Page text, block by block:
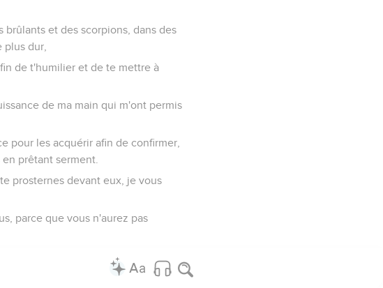
et des scorpions, dans des
dur,
de t'humilier et de te mettre à
de ma main qui m'ont permis
pour les acquérir afin de confirmer,
prêtant serment.
prosternes devant eux, je vous
parce que vous n'aurez pas